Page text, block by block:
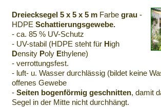
Dreiecksegel 5 x 5 x 5 m Farbe grau -
HDPE Schattierungsgewebe.
- ca. 85 % UV-Schutz
- UV-stabil (HDPE steht für High
Density Poly Ethylene)
- verrottungsfest.
- luft- u. Wasser durchlässig (bildet keine
offenes Gewebe
- Seiten bogenförmig geschnitten, damit
Segel in der Mitte nicht durchhängt.